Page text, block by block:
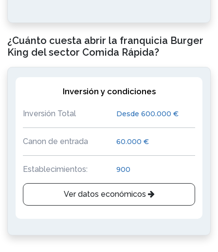
¿Cuánto cuesta abrir la franquicia Burger
King del sector Comida Rápida?
Inversión y condiciones
Inversión Total Desde 600.000 €
Canon de entrada 60.000 €
Establecimientos: 900
Ver datos económicos